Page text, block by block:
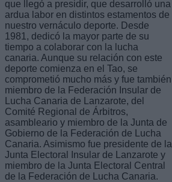
que llegó a presidir, que desarrolló una
ardua labor en distintos estamentos de
nuestro vernáculo deporte. Desde
1981, dedicó la mayor parte de su
tiempo a colaborar con la lucha
canaria. Aunque su relación con este
deporte comienza en el Tao, se
comprometió mucho más y fue también
miembro de la Federación Insular de
Lucha Canaria de Lanzarote, del
Comité Regional de Árbitros,
asambleario y miembro de la Junta de
Gobierno de la Federación de Lucha
Canaria. Asimismo fue presidente de la
Junta Electoral Insular de Lanzarote y
miembro de la Junta Electoral Central
de la Federación de Lucha Canaria.